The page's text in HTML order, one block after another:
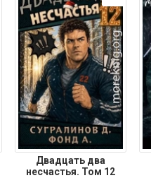
Двадцать два
несчастья. Том 12